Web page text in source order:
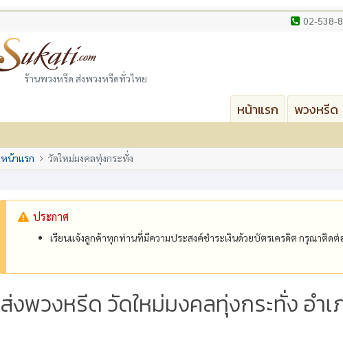
02-538-
ร้านพวงหรีด ส่งพวงหรีดทั่วไทย
หน้าแรก พวงหรีด
หน้าแรก วัดใหม่มงคลทุ่งกระทั่ง
ประกาศ
เรียนแจ้งลูกค้าทุกท่านที่มีความประสงค์ชำระเงินด้วยบัตรเครดิต กรุณาติด
ส่งพวงหรีด วัดใหม่มงคลทุ่งกระทั่ง อำ